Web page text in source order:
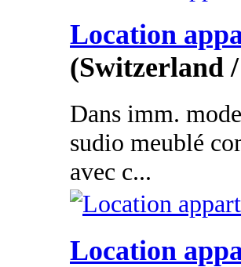
Location
(Switzerland
Dans imm.
sudio meublé
avec c...
Location